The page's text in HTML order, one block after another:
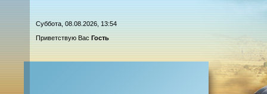
Суббота, 08.08.2026, 13:54
Приветствую Вас Гость